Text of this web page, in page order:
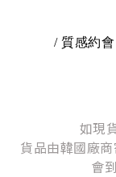
/ 質感約
如現
貨品由韓國廠
會